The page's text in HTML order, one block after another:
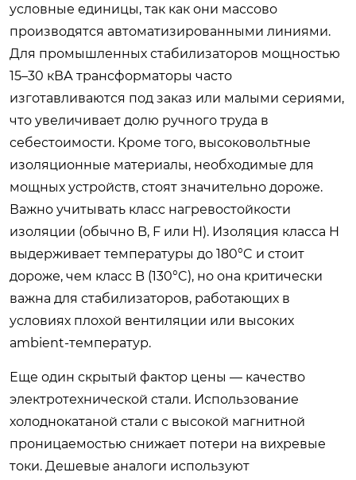
условные единицы, так как они массово
производятся автоматизированными линиями.
Для промышленных стабилизаторов мощностью
15–30 кВА трансформаторы часто
изготавливаются под заказ или малыми сериями,
что увеличивает долю ручного труда в
себестоимости. Кроме того, высоковольтные
изоляционные материалы, необходимые для
мощных устройств, стоят значительно дороже.
Важно учитывать класс нагревостойкости
изоляции (обычно B, F или H). Изоляция класса H
выдерживает температуры до 180°C и стоит
дороже, чем класс B (130°C), но она критически
важна для стабилизаторов, работающих в
условиях плохой вентиляции или высоких
ambient-температур.
Еще один скрытый фактор цены — качество
электротехнической стали. Использование
холоднокатаной стали с высокой магнитной
проницаемостью снижает потери на вихревые
токи. Дешевые аналоги используют